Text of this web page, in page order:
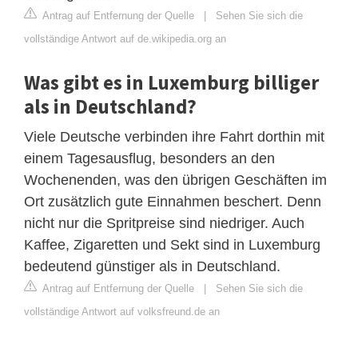
Antrag auf Entfernung der Quelle | Sehen Sie sich die
vollständige Antwort auf de.wikipedia.org an
Was gibt es in Luxemburg billiger
als in Deutschland?
Viele Deutsche verbinden ihre Fahrt dorthin mit
einem Tagesausflug, besonders an den
Wochenenden, was den übrigen Geschäften im
Ort zusätzlich gute Einnahmen beschert. Denn
nicht nur die Spritpreise sind niedriger. Auch
Kaffee, Zigaretten und Sekt sind in Luxemburg
bedeutend günstiger als in Deutschland.
Antrag auf Entfernung der Quelle | Sehen Sie sich die
vollständige Antwort auf volksfreund.de an